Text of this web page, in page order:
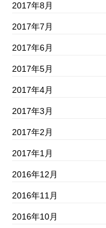
2017年8月
2017年7月
2017年6月
2017年5月
2017年4月
2017年3月
2017年2月
2017年1月
2016年12月
2016年11月
2016年10月